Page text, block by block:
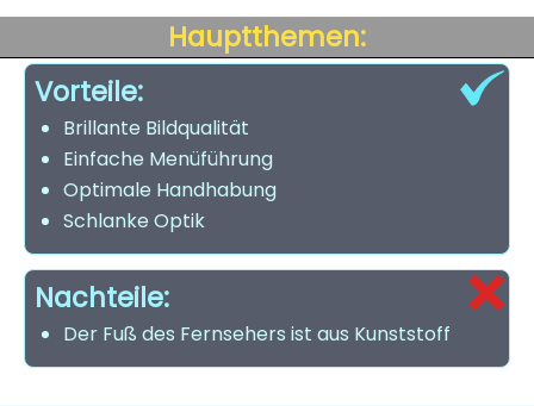
Hauptthemen:
Vorteile:
Brillante Bildqualität
Einfache Menüführung
Optimale Handhabung
Schlanke Optik
Nachteile:
Der Fuß des Fernsehers ist aus Kunststoff